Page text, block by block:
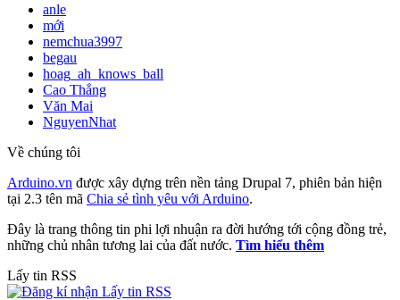
anle
mới
nemchua3997
begau
hoag_ah_knows_ball
Cao Thắng
Văn Mai
NguyenNhat
Về chúng tôi
Arduino.vn được xây dựng trên nền tảng Drupal 7, phiên bản hiện
tại 2.3 tên mã Chia sẻ tình yêu với Arduino.
Đây là trang thông tin phi lợi nhuận ra đời hướng tới cộng đồng trẻ,
những chủ nhân tương lai của đất nước. Tìm hiểu thêm
Lấy tin RSS